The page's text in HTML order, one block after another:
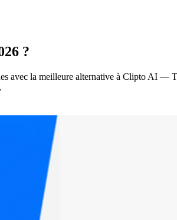
?
avec la meilleure alternative à Clipto AI —